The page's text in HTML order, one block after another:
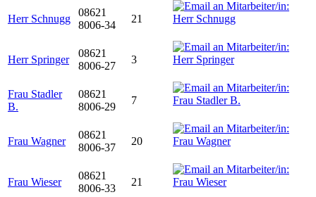
Herr Schnugg
08621
8006-34
21
Herr Springer
08621
8006-27
3
Frau Stadler
B.
08621
8006-29
7
Frau Wagner
08621
8006-37
20
Frau Wieser
08621
8006-33
21